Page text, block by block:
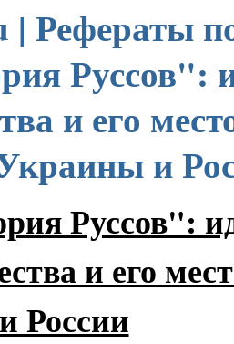
| Рефераты
Руссов":
и его
и
Руссов":
и его
России